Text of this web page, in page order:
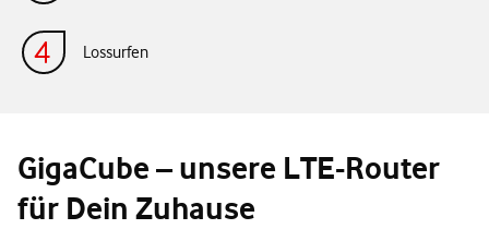
Lossurfen
GigaCube – unsere LTE-Router
für Dein Zuhause